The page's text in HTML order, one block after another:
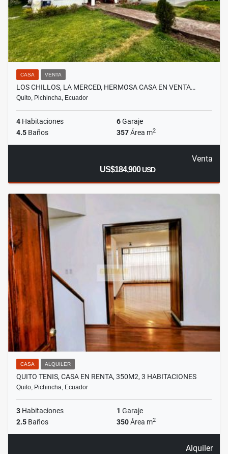
CASA VENTA
LOS CHILLOS, LA MERCED, HERMOSA CASA EN VENTA…
Quito, Pichincha, Ecuador
4 Habitaciones 6Garaje
4.5 Baños 357Área m2
Venta
US$184,900USD
CASA ALQUILER
QUITO TENIS, CASA EN RENTA, 350M2, 3 HABITACIONES
Quito, Pichincha, Ecuador
3 Habitaciones 1 Garaje
2.5 Baños 350Área m2
Alquiler